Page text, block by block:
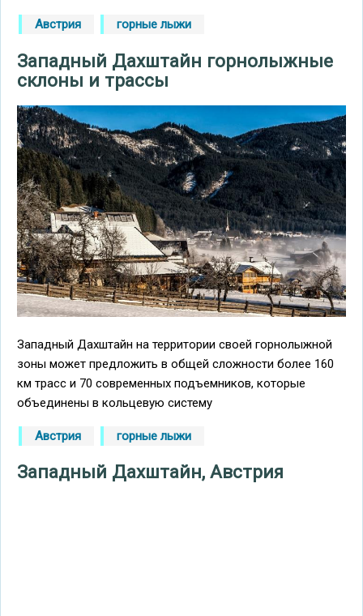
Австрия горные лыжи
Западный Дахштайн горнолыжные
склоны и трассы
Западный Дахштайн на территории своей горнолыжной
зоны может предложить в общей сложности более 160
км трасс и 70 современных подъемников, которые
объединены в кольцевую систему
Австрия горные лыжи
Западный Дахштайн, Австрия